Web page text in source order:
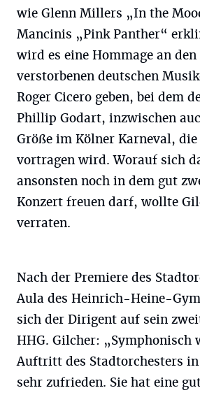
wie Glenn Millers „In the
Mancinis „Pink Panther“
wird es eine Hommage an
verstorbenen deutschen
Roger Cicero geben, bei dem
Phillip Godart, inzwischen
Größe im Kölner Karneval, die
vortragen wird. Worauf sich
ansonsten noch in dem gut
Konzert freuen darf, wollte
verraten.
Nach der Premiere des
Aula des Heinrich-Heine-
sich der Dirigent auf sein
HHG. Gilcher: „Symphonisch
Auftritt des Stadtorchesters
sehr zufrieden. Sie hat eine